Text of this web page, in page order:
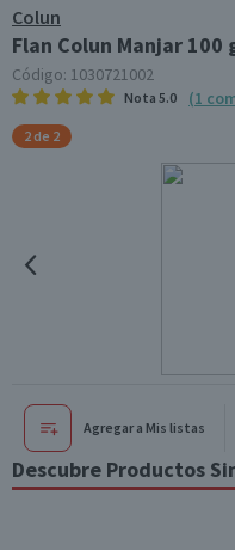
Colun
Flan Colun Manjar 100
Código: 1030721002
Nota 5.0 (1
2 de 2
Agregar a Mis listas
Descubre Productos